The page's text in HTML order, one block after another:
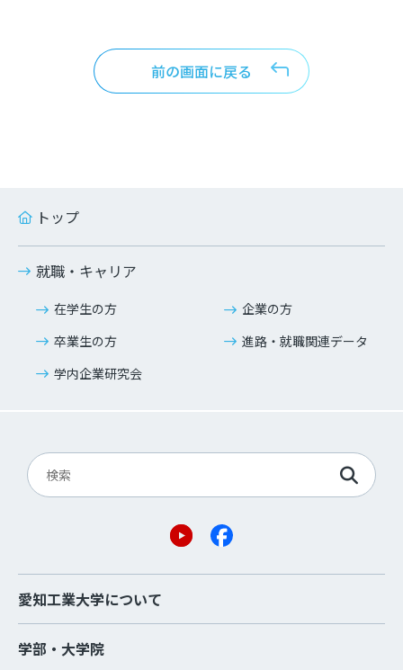
前の画面に戻る
トップ
就職・キャリア
在学生の方
企業の方
卒業生の方
進路・就職関連データ
学内企業研究会
愛知工業大学について
学部・大学院